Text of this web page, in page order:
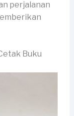
perjalanan
Buku